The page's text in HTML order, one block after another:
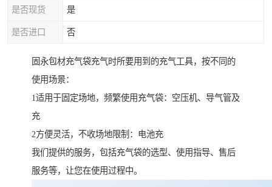
是否现货 是
是否进口 否
固永包材充气袋充气时所要用到的充气工具，按不同的
使用场景：
1适用于固定场地，频繁使用充气袋：空压机、导气管及
充
2方便灵活，不收场地限制：电池充
我们提供的服务，包括充气袋的选型、使用指导、售后
服务等，让您在使用过程中。